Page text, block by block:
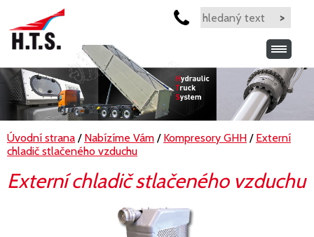
Úvodní strana / Nabízíme Vám / Kompresory GHH / Externí
chladič stlačeného vzduchu
Externí chladič stlačeného vzduchu